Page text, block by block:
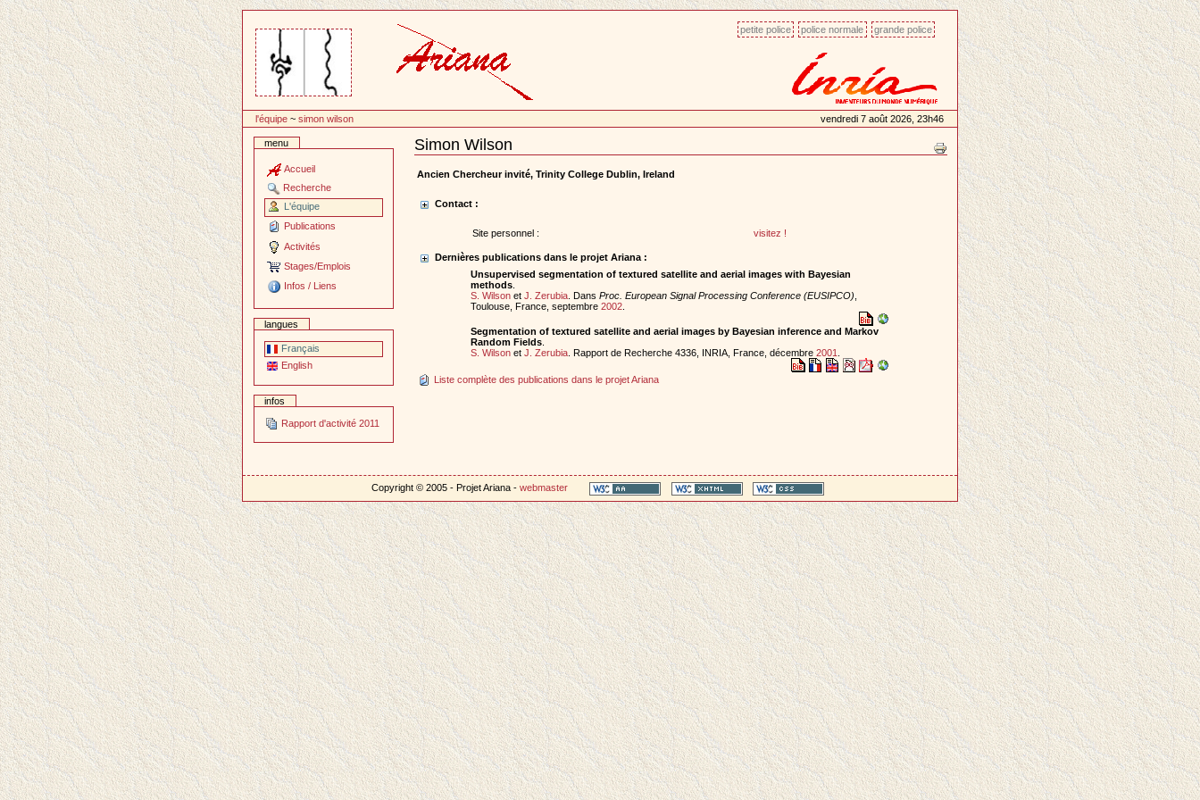
contenu
petite police police normale grande police
l'équipe ~simon wilson vendredi 7 août 2026, 23h46
menu
Accueil
Recherche
L'équipe
Publications
Activités
Stages/Emplois
Infos / Liens
langues
Français
English
infos
Rapport d'activité 2011
Simon Wilson
Document
Actions
Ancien Chercheur invité, Trinity College Dublin, Ireland
Contact :
Site personnel : visitez !
Dernières publications dans le projet Ariana :
Unsupervised segmentation of textured satellite and aerial images with Bayesian
methods
S. Wilson etJ. Zerubia . DansProc. European Signal Processing Conference (EUSIPCO)
Toulouse, France, septembre2002
Segmentation of textured satellite and aerial images by Bayesian inference and Markov
Random Fields
S. Wilson etJ. Zerubia . Rapport de Recherche 4336, INRIA, France, décembre2001
Liste complète des publications dans le projet Ariana
Copyright © 2005 - Projet Ariana -webmaster